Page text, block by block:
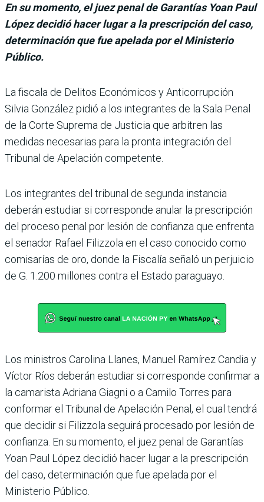
En su momento, el juez penal de Garantías Yoan Paul
López decidió hacer lugar a la prescripción del caso,
determinación que fue apelada por el Ministerio
Público.
La fiscala de Delitos Económicos y Antico­rrupción
Silvia Gon­zález pidió a los integrantes de la Sala Penal
de la Corte Suprema de Justicia que arbi­tren las
medidas necesarias para la pronta integración del
Tribunal de Apelación com­petente.
Los integrantes del tribunal de segunda instancia
deberán estudiar si corres­ponde anular la prescripción
del proceso penal por lesión de confianza que enfrenta
el senador Rafael Filizzola en el caso conocido como
comisa­rías de oro, donde la Fiscalía señaló un perjuicio
de G. 1.200 millones contra el Estado para­guayo.
Los ministros Carolina Llanes, Manuel Ramírez Can­dia y
Víctor Ríos deberán estu­diar si corresponde confirmar a
la camarista Adriana Giagni o a Camilo Torres para
confor­mar el Tribunal de Apelación Penal, el cual tendrá
que deci­dir si Filizzola seguirá proce­sado por lesión de
confianza. En su momento, el juez penal de Garantías
Yoan Paul López decidió hacer lugar a la pres­cripción
del caso, determi­nación que fue apelada por el
Ministerio Público.